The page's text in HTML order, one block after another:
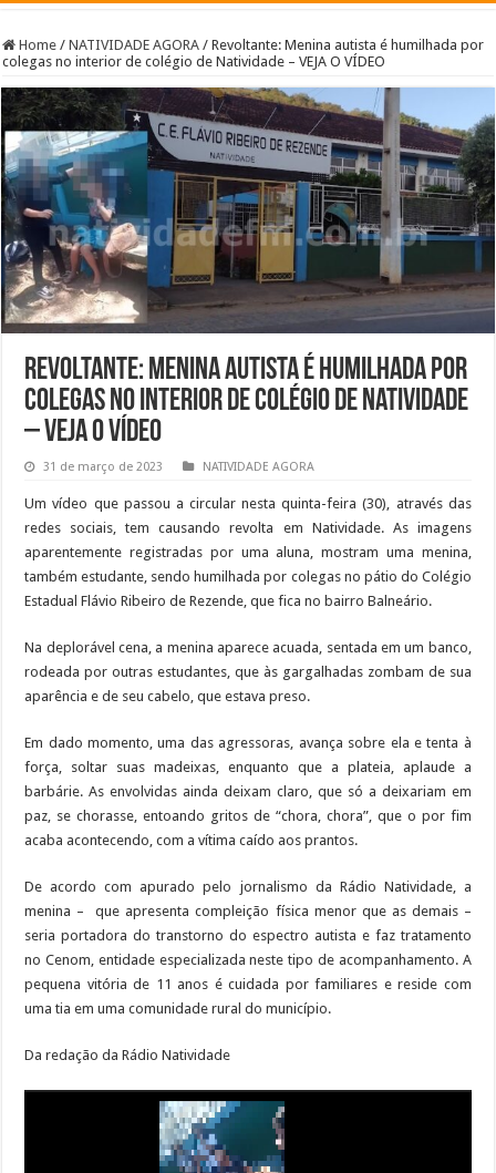
Home / NATIVIDADE AGORA / Revoltante: Menina autista é humilhada por
colegas no interior de colégio de Natividade – VEJA O VÍDEO
Revoltante: Menina autista é humilhada por
colegas no interior de colégio de Natividade
– VEJA O VÍDEO
31 de março de 2023 NATIVIDADE AGORA
Um vídeo que passou a circular nesta quinta-feira (30), através das
redes sociais, tem causando revolta em Natividade. As imagens
aparentemente registradas por uma aluna, mostram uma menina,
também estudante, sendo humilhada por colegas no pátio do Colégio
Estadual Flávio Ribeiro de Rezende, que fica no bairro Balneário.
Na deplorável cena, a menina aparece acuada, sentada em um banco,
rodeada por outras estudantes, que às gargalhadas zombam de sua
aparência e de seu cabelo, que estava preso.
Em dado momento, uma das agressoras, avança sobre ela e tenta à
força, soltar suas madeixas, enquanto que a plateia, aplaude a
barbárie. As envolvidas ainda deixam claro, que só a deixariam em
paz, se chorasse, entoando gritos de “chora, chora”, que o por fim
acaba acontecendo, com a vítima caído aos prantos.
De acordo com apurado pelo jornalismo da Rádio Natividade, a
menina – que apresenta compleição física menor que as demais –
seria portadora do transtorno do espectro autista e faz tratamento
no Cenom, entidade especializada neste tipo de acompanhamento. A
pequena vitória de 11 anos é cuidada por familiares e reside com
uma tia em uma comunidade rural do município.
Da redação da Rádio Natividade